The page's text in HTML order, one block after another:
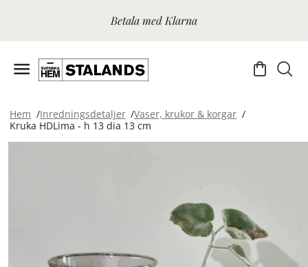
Betala med Klarna
Hem Inredningsdetaljer
Vaser, krukor & korgar
Kruka HDLima - h 13 dia 13 cm